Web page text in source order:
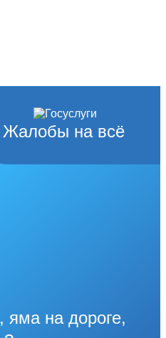
Жалобы на всё
яма на дороге,